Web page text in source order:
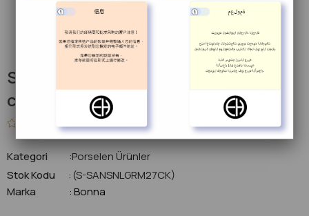
Sand Snell Gourmet Çukur Tabak 27
cm 400 cc
0.0
Kategori
Porselen Ürünler
Stok Kodu
(S-SANSNLGRM27CK)
Marka
: Bonna